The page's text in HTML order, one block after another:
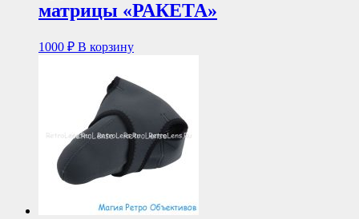
матрицы «РАКЕТА»
1000 ₽ В корзину